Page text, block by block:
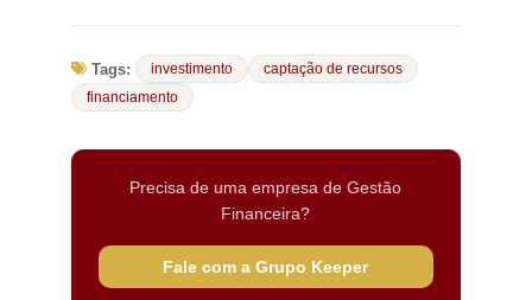
Tags: investimento
captação de recursos
financiamento
Precisa de uma empresa de Gestão
Financeira?
Fale com a Grupo Keeper